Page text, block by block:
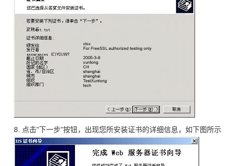
8. 点击"下一步"按钮，出现您所安装证书的详细信息，如下图所示